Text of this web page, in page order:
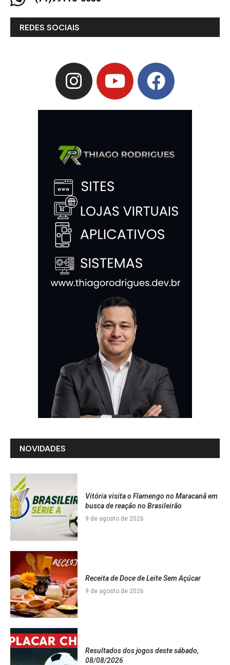
REDES SOCIAIS
NOVIDADES
Vitória visita o Flamengo no Maracanã em
busca de reação no Brasileirão
9 de agosto de 2026
Receita de Doce de Leite Sem Açúcar
9 de agosto de 2026
Resultados dos jogos deste sábado,
08/08/2026